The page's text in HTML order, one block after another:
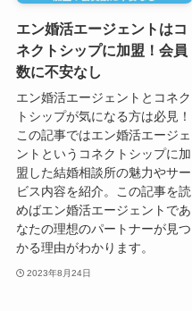
エン婚活エージェントはコ
ネクトシップに加盟！会員
数に不安なし
エン婚活エージェントとコネク
トシップが気になる方は必見！
この記事ではエン婚活エージェ
ントというコネクトシップに加
盟した結婚相談所の魅力やサー
ビス内容を紹介。この記事を読
めばエン婚活エージェントであ
なたの理想のパートナーが見つ
かる理由がわかります。
2023年8月24日